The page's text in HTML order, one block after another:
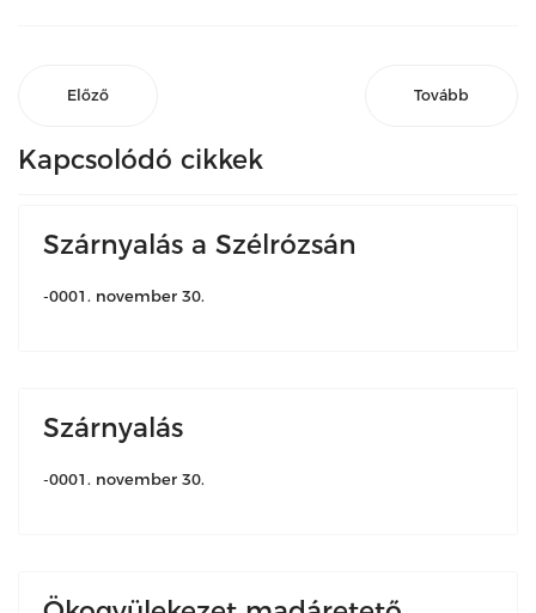
Előző Tovább
Kapcsolódó cikkek
Szárnyalás a Szélrózsán
-0001. november 30.
Szárnyalás
-0001. november 30.